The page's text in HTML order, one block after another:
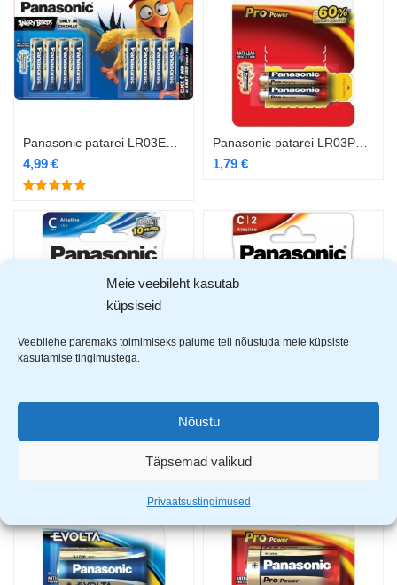
Meie veebileht kasutab
küpsiseid
Veebilehe paremaks toimimiseks palume teil nõustuda meie küpsiste
kasutamise tingimustega.
Nõustu
Täpsemad valikud
Privaatsustingimused
4,99 € 1,79 €
Panasonic patarei LR14EGE/2B Panasonic patarei LR14PPG/2B
3,49